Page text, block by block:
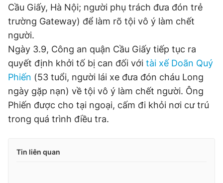
Cầu Giấy, Hà Nội; người phụ trách đưa đón trẻ
trường Gateway) để làm rõ tội vô ý làm chết
người.
Ngày 3.9, Công an quận Cầu Giấy tiếp tục ra
quyết định khởi tố bị can đối với tài xế Doãn Quý
Phiến (53 tuổi, người lái xe đưa đón cháu Long
ngày gặp nạn) về tội vô ý làm chết người. Ông
Phiến được cho tại ngoại, cấm đi khỏi nơi cư trú
trong quá trình điều tra.
Tin liên quan